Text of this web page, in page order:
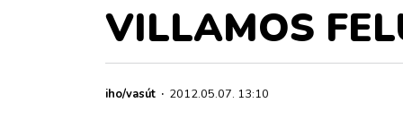
KÖZLEKEDÉSFEJLESZTÉS
ELLÁTÁSI LÁNC
VILLAMOS
iho/vasút · 2012.05.07. 13:10